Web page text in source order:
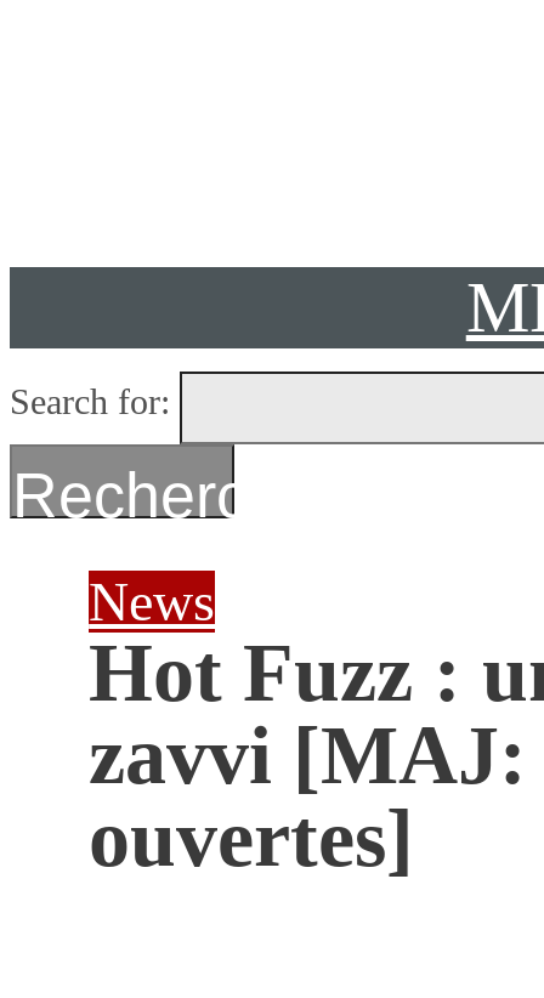
Search for:
Recherche
News
Hot Fuzz :
zavvi [MAJ:
ouvertes]